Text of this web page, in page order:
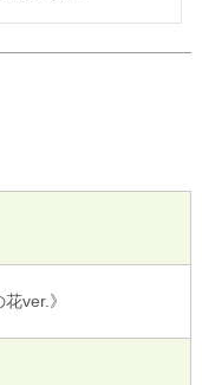
花ver.》